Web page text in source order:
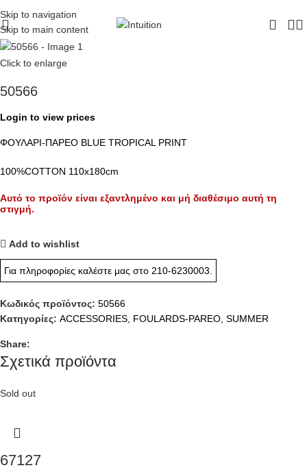
Skip to navigation
Skip to main content
Click to enlarge
50566
Login to view prices
ΦΟΥΛΑΡΙ-ΠΑΡΕΟ BLUE TROPICAL PRINT
100%COTTON 110x180cm
Αυτό το προϊόν είναι εξαντλημένο και μή διαθέσιμο αυτή τη
στιγμή.
Add to wishlist
Για πληροφορίες καλέστε μας στο 210-6230003.
Κωδικός προϊόντος: 50566
Κατηγορίες: ACCESSORIES, FOULARDS-PAREO, SUMMER
Share:
Σχετικά προϊόντα
Sold out
67127